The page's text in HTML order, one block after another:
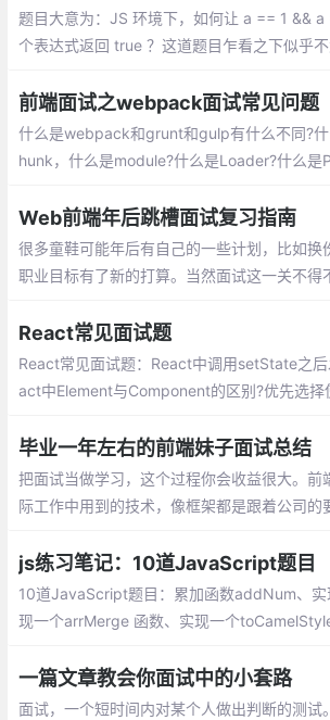
题目大意为：JS 环境下，如何让 a == 1 &&
个表达式返回 true ？这道题目乍看之下似乎
变化的。
前端面试之webpack面试常见问题
什么是webpack和grunt和gulp有什么不同?
hunk，什么是module?什么是Loader?什么是
有什么区别?
Web前端年后跳槽面试复习指南
很多童鞋可能年后有自己的一些计划，比如换
职业目标有了新的打算。当然面试这一关不得
React常见面试题
React常见面试题：React中调用setState之
act中Element与Component的区别?优先选
么?React中keys的作用是什么?
毕业一年左右的前端妹子面试总结
把面试当做学习，这个过程你会收益很大。
前端知识很杂，可能实际工作中用到的技
最近也在看React啦，Vue和React都对比着
再学习
js练习笔记：10道JavaScript题目
10道JavaScript题目：累加函数addNum、实
现一个arrMerge 函数、实现一个
对象自身的属性
一篇文章教会你面试中的小套路
面试，一个短时间内对某个人做出判断的测试